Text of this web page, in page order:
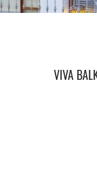
VIVA